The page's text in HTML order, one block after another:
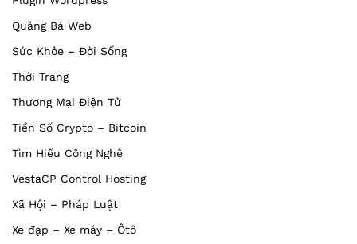
Quảng Bá Web
Sức Khỏe – Đời Sống
Thời Trang
Thương Mại Điện Tử
Tiền Số Crypto – Bitcoin
Tìm Hiểu Công Nghệ
VestaCP Control Hosting
Xã Hội – Pháp Luật
Xe đạp – Xe máy – Ôtô